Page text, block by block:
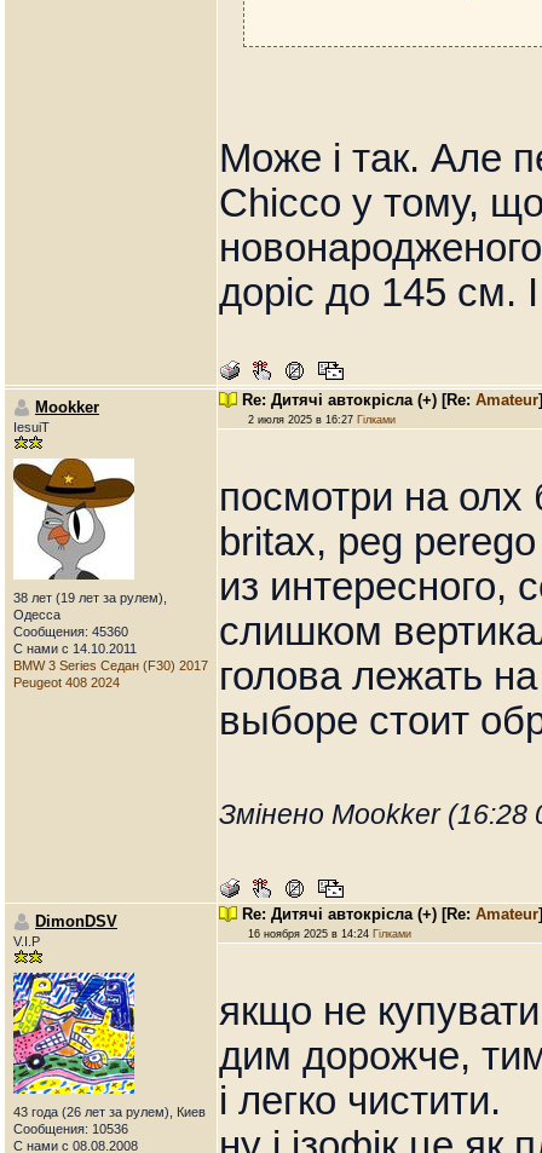
Може і так. Але
Chicco у тому,
новонародженого,
доріс до 145 см.
Mookker
IesuiT
38 лет (19 лет за рулем),
Одесса
Сообщения: 45360
С нами с 14.10.2011
BMW 3 Series Седан (F30) 2017
Peugeot 408 2024
Re: Дитячі автокрісла (+) [Re: Amateur]
2 июля 2025 в 16:27 Гілками
посмотри на
britax, peg
из интересного,
слишком
голова лежать
выборе стоит
Змінено Mookker (16:28
DimonDSV
V.I.P
43 года (26 лет за рулем), Киев
Сообщения: 10536
С нами с 08.08.2008
Re: Дитячі автокрісла (+) [Re: Amateur]
16 ноября 2025 в 14:24 Гілками
якщо не
дим дорожче,
і легко чистити.